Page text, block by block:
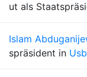
ut als
Islam
spräsident in